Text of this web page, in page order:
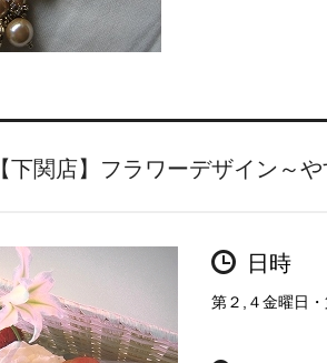
【下関店】フラワーデザイン～
日時
第２,４金曜日